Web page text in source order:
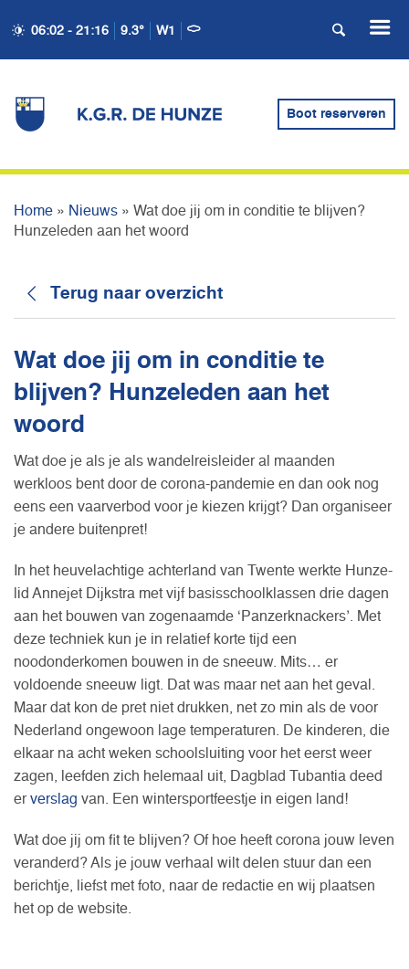
06:02 - 21:16 9.3° W1
Boot reserveren
WAT DOE JIJ OM IN
HUNZELEDEN AAN HET
Home » Nieuws » Wat doe jij om in conditie te blijven?
Hunzeleden aan het woord
Terug naar overzicht
Wat doe jij om in conditie te
blijven? Hunzeleden aan het
woord
Wat doe je als je als wandelreisleider al maanden
werkloos bent door de corona-pandemie en dan ook nog
eens een vaarverbod voor je kiezen krijgt? Dan organiseer
je andere buitenpret!
In het heuvelachtige achterland van Twente werkte Hunze-
lid Annejet Dijkstra met vijf basisschoolklassen drie dagen
aan het bouwen van zogenaamde ‘Panzerknackers’. Met
deze techniek kun je in relatief korte tijd een
noodonderkomen bouwen in de sneeuw. Mits… er
voldoende sneeuw ligt. Dat was maar net aan het geval.
Maar dat kon de pret niet drukken, net zo min als de voor
Nederland ongewoon lage temperaturen. De kinderen, die
elkaar na acht weken schoolsluiting voor het eerst weer
zagen, leefden zich helemaal uit, Dagblad Tubantia deed
erverslag van. Een wintersportfeestje in eigen land!
Wat doe jij om fit te blijven? Of hoe heeft corona jouw leven
veranderd? Als je jouw verhaal wilt delen stuur dan een
berichtje, liefst met foto, naar de redactie en wij plaatsen
het op de website.